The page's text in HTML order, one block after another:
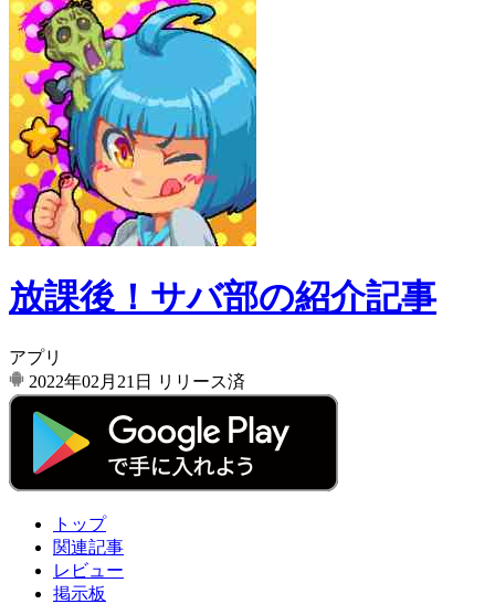
放課後！サバ部の紹介記事
アプリ
2022年02月21日
リリース済
トップ
関連記事
レビュー
掲示板